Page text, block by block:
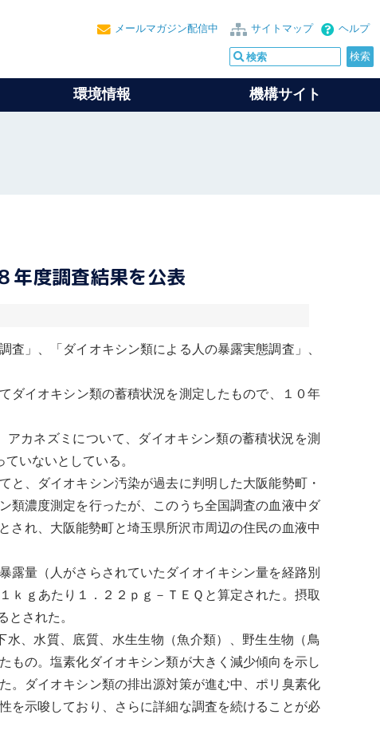
ヘルプ
サイトマップ
メールマガジン配信中
環境情報 機構サイト
年度調査結果を公表
査」、「 ダイオキシン類による人の暴露実態調査」、
ダイオキシン類の蓄積状況を測定したもので、１０年
アカネズミについて、 ダイオキシン類の蓄積状況を測
いないとしている。
と、
ダイオキシン汚染が過去に判明した大阪能勢町・
類濃度測定を行ったが、このうち全国調査の血液中 ダ
され、大阪能勢町と埼玉県所沢市周辺の住民の血液中
量（人がさらされていたダイオイキシン量を経路別
ｋｇあたり１．２２ｐｇ－ＴＥＱと算定された。摂取
とされた。
水 、水質、 底質 水生生物 （魚介類）、野生生物（ 鳥
もの。塩素化ダイオキシン類が大きく減少傾向を示し
。 ダイオキシン類の排出源対策が進む中、ポリ臭素化
を示唆しており、さらに詳細な調査を続けることが必